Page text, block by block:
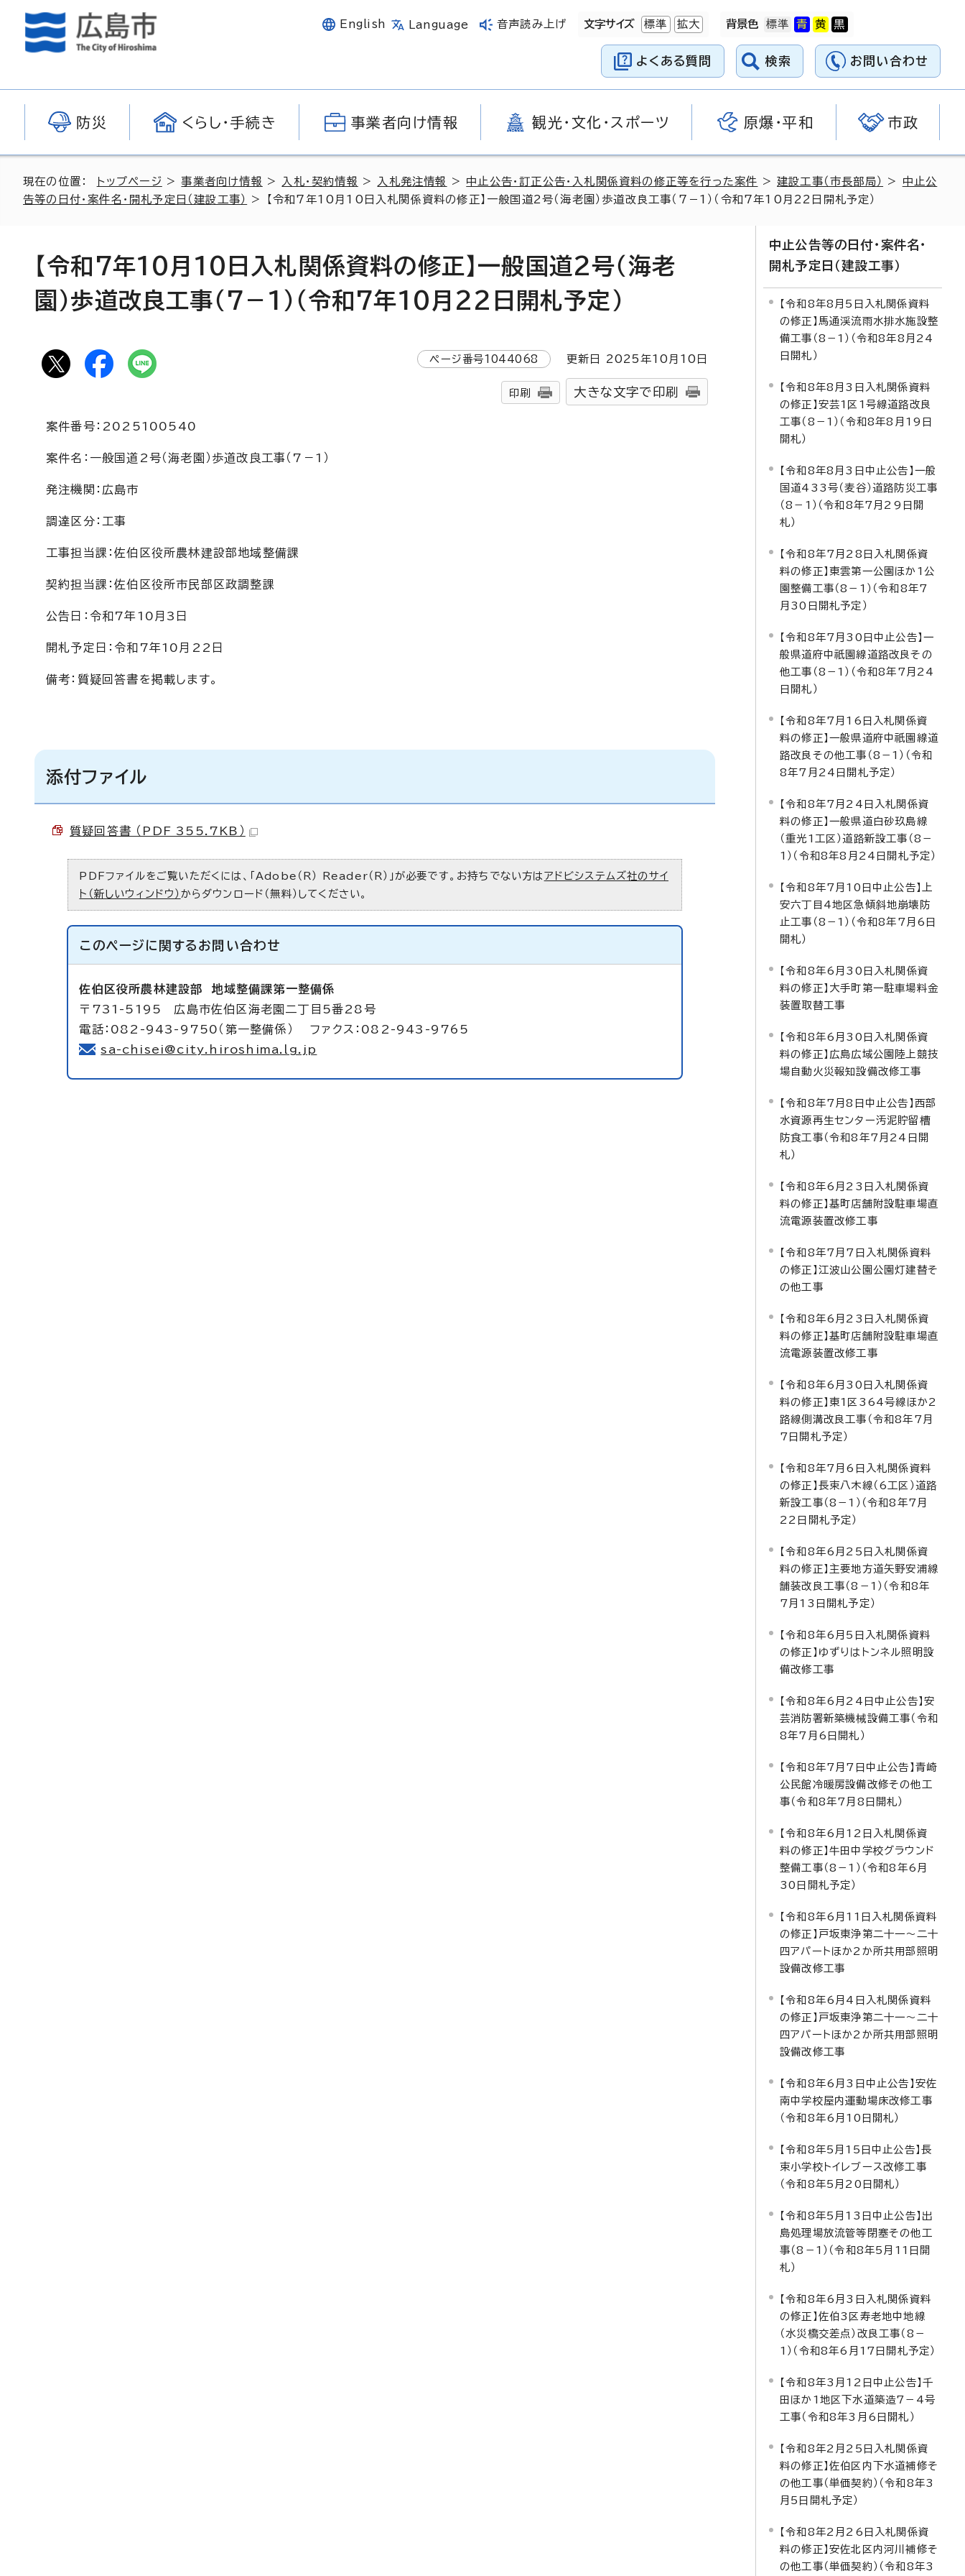
English Language 音声読み上げ 文字サイズ 標準 拡大 背景色
よくある質問 検索 お問い合わせ
防災 くらし・手続き 事業者向け情報 観光・文化・スポーツ 原爆・平和 市政
現在の位置： トップページ >事業者向け情報 > 入札・契約情報 > 入札発注情報 > 中止公告・訂正公告・入札関係資料の修正等を行った案件 >建設工事（市長部局） > 中止公
告等の日付・案件名・開札予定日（建設工事）
> 【令和7年10月10日入札関係資料の修正】一般国道2号（海老園）歩道改良工事（7－1）（令和7年10月22日開札予定）
【令和7年10月10日入札関係資料の修正】一般国道2号（海老
園）歩道改良工事（7－1）（令和7年10月22日開札予定）
ページ番号1044068 更新日 2025 年10 月 10 日
印刷 大きな文字で印刷
案件番号：2025100540
案件名：一般国道2号（海老園）歩道改良工事（7－1）
発注機関：広島市
調達区分：工事
工事担当課：佐伯区役所農林建設部地域整備課
契約担当課：佐伯区役所市民部区政調整課
公告日：令和7年10月3日
開札予定日：令和7年10月22日
備考：質疑回答書を掲載します。
添付ファイル
質疑回答書 （PDF 355.7KB）
PDFファイルをご覧いただくには、「Adobe（R） Reader（R）」が必要です。お持ちでない方は アドビシステムズ社のサイ
ト（新しいウィンドウ） からダウンロード（無料）してください。
このページに関する お問い合わせ
佐伯区役所農林建設部 地域整備課第一整備係
〒731-5195 広島市佐伯区海老園二丁目5番28号
電話：082-943-9750（第一整備係） ファクス：082-943-9765
sa-chisei@city.hiroshima.lg.jp
中止公告等の日付・案件名・
開札予定日（建設工事）
【令和8年8月5日入札関係資料
の修正】馬通渓流雨水排水施設整
備工事（8－1）（令和8年8月24
日開札）
【令和8年8月3日入札関係資料
の修正】安芸1区1号線道路改良
工事（8－1）（令和8年8月19日
開札）
【令和8年8月3日中止公告】一般
国道433号（麦谷）道路防災工事
（8－1）（令和8年7月29日開
札）
【令和8年7月28日入札関係資
料の修正】東雲第一公園ほか1公
園整備工事（8－1）（令和8年7
月30日開札予定）
【令和8年7月30日中止公告】一
般県道府中祇園線道路改良その
他工事（8－1）（令和8年7月24
日開札）
【令和8年7月16日入札関係資
料の修正】一般県道府中祇園線道
路改良その他工事（8－1）（令和
8年7月24日開札予定）
【令和8年7月24日入札関係資
料の修正】一般県道白砂玖島線
（重光1工区）道路新設工事（8－
1）（令和8年8月24日開札予定）
【令和8年7月10日中止公告】上
安六丁目4地区急傾斜地崩壊防
止工事（8－1）（令和8年7月6日
開札）
【令和8年6月30日入札関係資
料の修正】大手町第一駐車場料金
装置取替工事
【令和8年6月30日入札関係資
料の修正】広島広域公園陸上競技
場自動火災報知設備改修工事
【令和8年7月8日中止公告】西部
水資源再生センター汚泥貯留槽
防食工事（令和8年7月24日開
札）
【令和8年6月23日入札関係資
料の修正】基町店舗附設駐車場直
流電源装置改修工事
【令和8年7月7日入札関係資料
の修正】江波山公園公園灯建替そ
の他工事
【令和8年6月23日入札関係資
料の修正】基町店舗附設駐車場直
流電源装置改修工事
【令和8年6月30日入札関係資
料の修正】東1区364号線ほか2
路線側溝改良工事（令和8年7月
7日開札予定）
【令和8年7月6日入札関係資料
の修正】長束八木線（6工区）道路
新設工事（8－1）（令和8年7月
22日開札予定）
【令和8年6月25日入札関係資
料の修正】主要地方道矢野安浦線
舗装改良工事（8－1）（令和8年
7月13日開札予定）
【令和8年6月5日入札関係資料
の修正】ゆずりはトンネル照明設
備改修工事
【令和8年6月24日中止公告】安
芸消防署新築機械設備工事（令和
8年7月6日開札）
【令和8年7月7日中止公告】青崎
公民館冷暖房設備改修その他工
事（令和8年7月8日開札）
【令和8年6月12日入札関係資
料の修正】牛田中学校グラウンド
整備工事（8－1）（令和8年6月
30日開札予定）
【令和8年6月11日入札関係資料
の修正】戸坂東浄第二十一～二十
四アパートほか2か所共用部照明
設備改修工事
【令和8年6月4日入札関係資料
の修正】戸坂東浄第二十一～二十
四アパートほか2か所共用部照明
設備改修工事
【令和8年6月3日中止公告】安佐
南中学校屋内運動場床改修工事
（令和8年6月10日開札）
【令和8年5月15日中止公告】長
束小学校トイレブース改修工事
（令和8年5月20日開札）
【令和8年5月13日中止公告】出
島処理場放流管等閉塞その他工
事（8－1）（令和8年5月11日開
札）
【令和8年6月3日入札関係資料
の修正】佐伯3区寿老地中地線
（水災橋交差点）改良工事（8－
1）（令和8年6月17日開札予定）
【令和8年3月12日中止公告】千
田ほか1地区下水道築造7－4号
工事（令和8年3月6日開札）
【令和8年2月25日入札関係資
料の修正】佐伯区内下水道補修そ
の他工事（単価契約）（令和8年3
月5日開札予定）
【令和8年2月26日入札関係資
料の修正】安佐北区内河川補修そ
の他工事（単価契約）（令和8年3